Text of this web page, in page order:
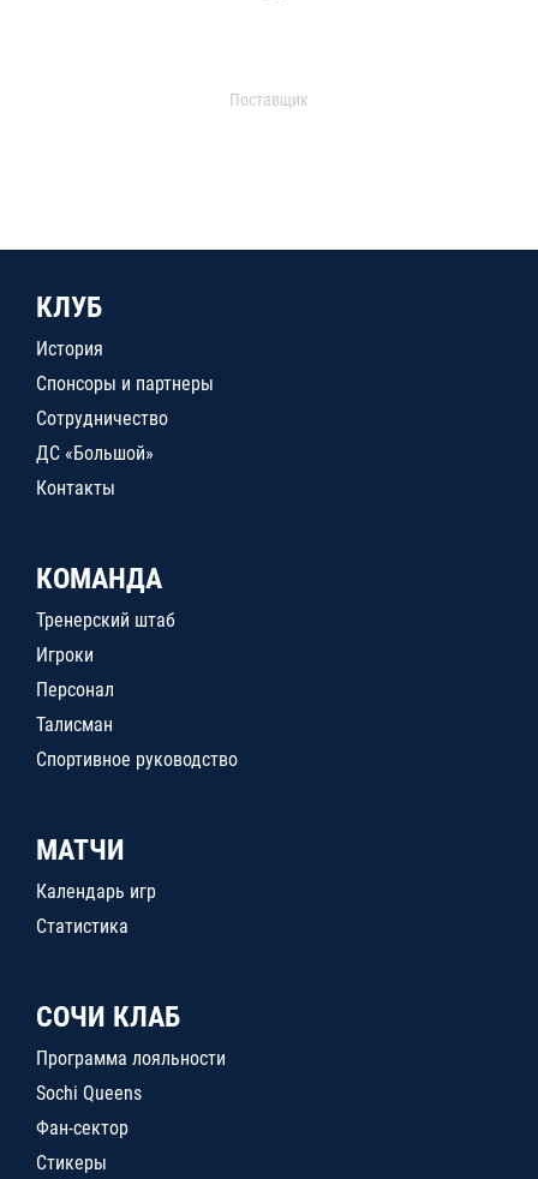
Поставщик
КЛУБ
История
Спонсоры и партнеры
Сотрудничество
ДС «Большой»
Контакты
КОМАНДА
Тренерский штаб
Игроки
Персонал
Талисман
Спортивное руководство
МАТЧИ
Календарь игр
Статистика
СОЧИ КЛАБ
Программа лояльности
Sochi Queens
Фан-сектор
Стикеры